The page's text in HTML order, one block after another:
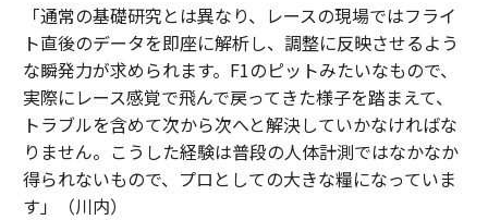
「通常の基礎研究とは異なり、レースの現場ではフライ
ト直後のデータを即座に解析し、調整に反映させるよう
な瞬発力が求められます。F1のピットみたいなもので、
実際にレース感覚で飛んで戻ってきた様子を踏まえて、
トラブルを含めて次から次へと解決していかなければな
りません。こうした経験は普段の人体計測ではなかなか
得られないもので、プロとしての大きな糧になっていま
す」（川内）